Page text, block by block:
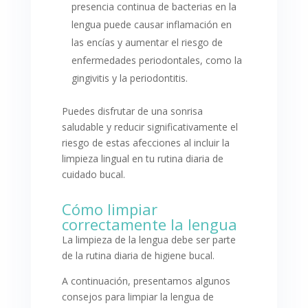
presencia continua de bacterias en la
lengua puede causar inflamación en
las encías y aumentar el riesgo de
enfermedades periodontales, como la
gingivitis y la periodontitis.
Puedes disfrutar de una sonrisa
saludable y reducir significativamente el
riesgo de estas afecciones al incluir la
limpieza lingual en tu rutina diaria de
cuidado bucal.
Cómo limpiar
correctamente la lengua
La limpieza de la lengua debe ser parte
de la rutina diaria de higiene bucal.
A continuación, presentamos algunos
consejos para limpiar la lengua de